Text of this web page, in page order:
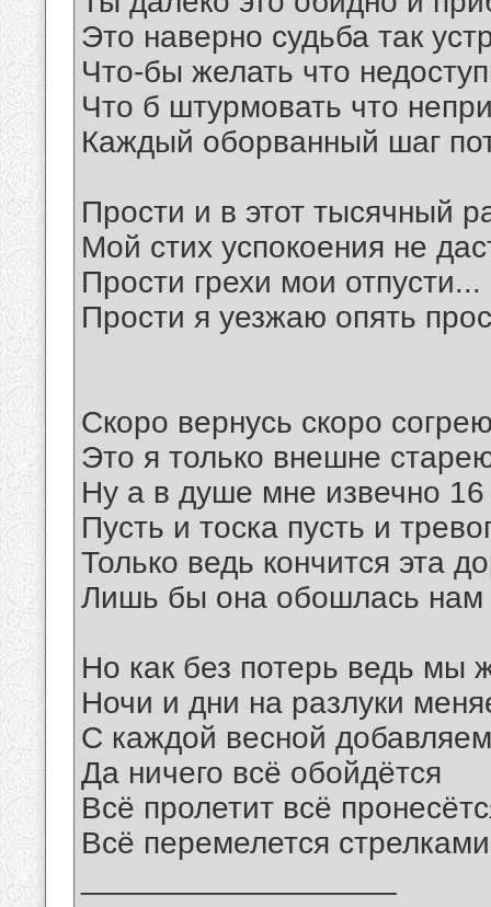
Это наверно судьба так
Что-бы желать что
Что б штурмовать что
Каждый оборванный шаг
Прости и в этот тысячный
Мой стих успокоения не
Прости грехи мои отпусти...
Прости я уезжаю опять
Скоро вернусь скоро
Это я только внешне
Ну а в душе мне извечно 16
Пусть и тоска пусть и
Только ведь кончится эта
Лишь бы она обошлась нам
Но как без потерь ведь мы
Ночи и дни на разлуки
С каждой весной
Да ничего всё обойдётся
Всё пролетит всё
Всё перемелется